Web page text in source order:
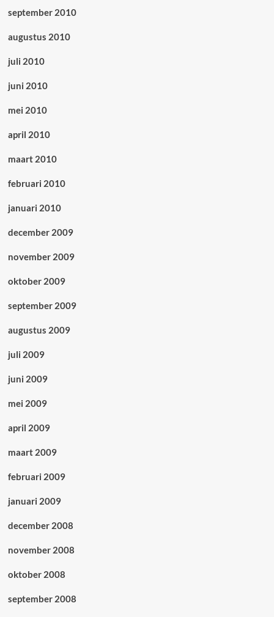
september 2010
augustus 2010
juli 2010
juni 2010
mei 2010
april 2010
maart 2010
februari 2010
januari 2010
december 2009
november 2009
oktober 2009
september 2009
augustus 2009
juli 2009
juni 2009
mei 2009
april 2009
maart 2009
februari 2009
januari 2009
december 2008
november 2008
oktober 2008
september 2008